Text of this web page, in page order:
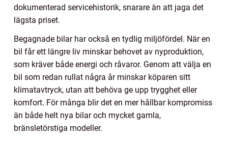
dokumenterad servicehistorik, snarare än att jaga det
lägsta priset.
Begagnade bilar har också en tydlig miljöfördel. När en
bil får ett längre liv minskar behovet av nyproduktion,
som kräver både energi och råvaror. Genom att välja en
bil som redan rullat några år minskar köparen sitt
klimatavtryck, utan att behöva ge upp trygghet eller
komfort. För många blir det en mer hållbar kompromiss
än både helt nya bilar och mycket gamla,
bränsletörstiga modeller.